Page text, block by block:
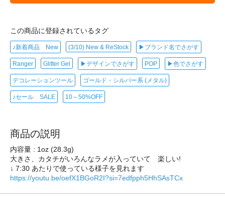
この商品に登録されているタグ
♪新着商品 New (3/10) New & ReStock ▶ブランド名でさがす
Ranger Glitter Gel ▶デザインでさがす POP ▶色でさがす
デコレーションツール ゴールド・シルバー系 (メタル)
♪セール SALE 10～50%OFF
商品の説明
内容量 : 1oz (28.3g)
大きさ、カタチがいろんなラメが入っていて 楽しい!
↓ 7:30 あたりで使っている様子を見れます
https://youtu.be/oefX1BGoR2I?si=7edfpph5HhSAsTCx